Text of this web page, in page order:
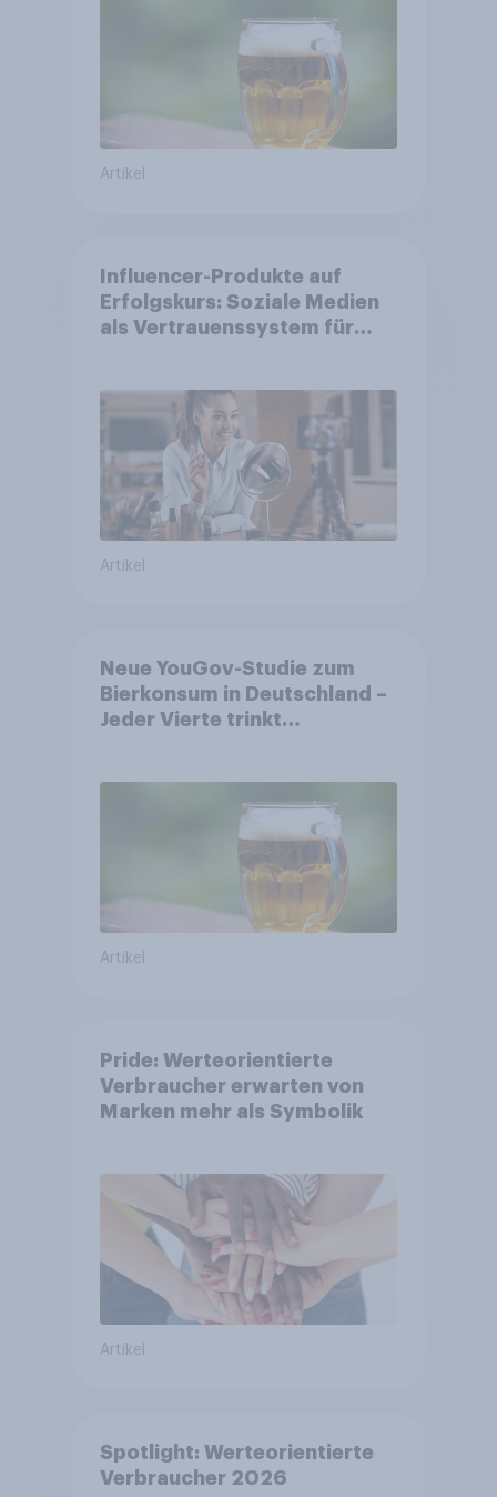
Artikel
Influencer-Produkte auf
Erfolgskurs: Soziale Medien
als Vertrauenssystem für
Artikel
Neue YouGov-Studie zum
Bierkonsum in Deutschland –
Jeder Vierte trinkt
wächst um über 23 Prozent
Artikel
Pride: Werteorientierte
Verbraucher erwarten von
Marken mehr als Symbolik
Artikel
Spotlight: Werteorientierte
Verbraucher 2026